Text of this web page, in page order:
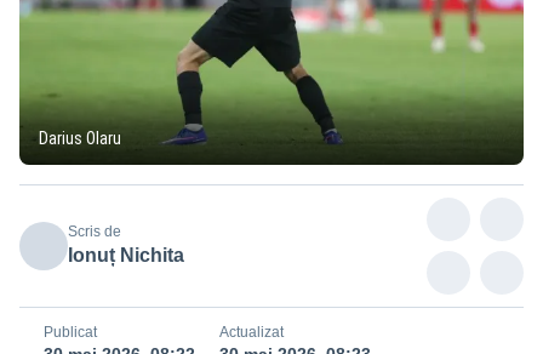
Darius Olaru
Scris de
Ionuț Nichita
Publicat Actualizat